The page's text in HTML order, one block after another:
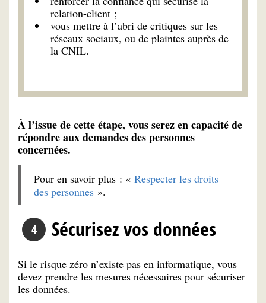
relation-client ;
vous mettre à l’abri de critiques sur les
réseaux sociaux, ou de plaintes auprès de
la CNIL.
À l’issue de cette étape, vous serez en capacité de
répondre aux demandes des personnes
concernées.
Pour en savoir plus : « Respecter les droits
des personnes ».
Sécurisez vos données
Si le risque zéro n’existe pas en informatique, vous
devez prendre les mesures nécessaires pour sécuriser
les données.